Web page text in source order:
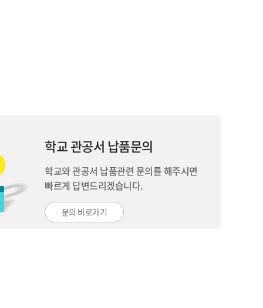
학교 관공서 납품문의
학교와 관공서 납품관련 문의를 해주시면
빠르게 답변드리겠습니다.
문의 바로가기